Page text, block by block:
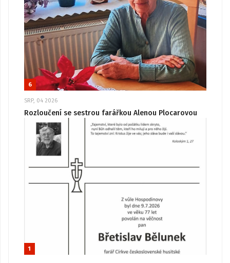
6
SRP, 04 2026
Rozloučení se sestrou farářkou Alenou Plocarovou
1